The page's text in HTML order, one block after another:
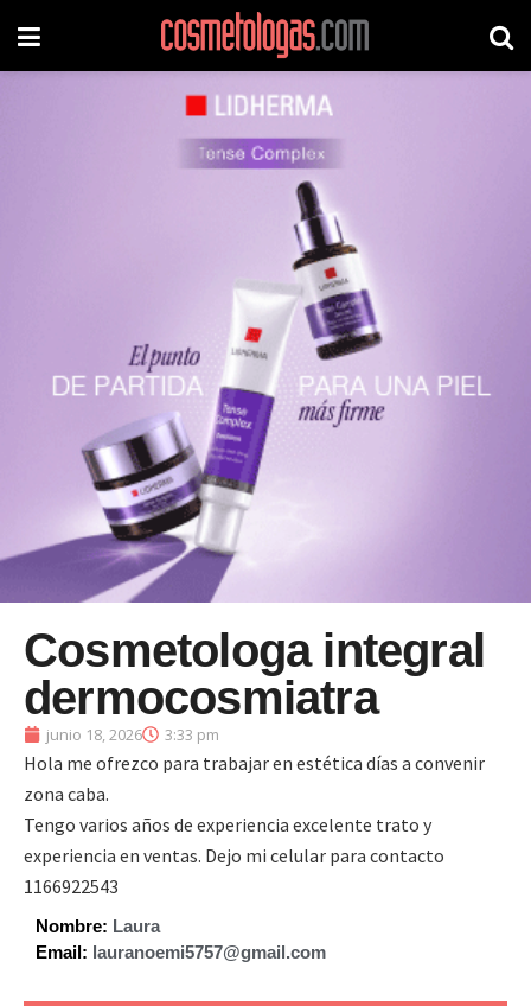
Cosmetologa integral
dermocosmiatra
junio 18, 2026 3:33 pm
Hola me ofrezco para trabajar en estética días a convenir
zona caba.
Tengo varios años de experiencia excelente trato y
experiencia en ventas. Dejo mi celular para contacto
1166922543
Nombre: Laura
Email: lauranoemi5757@gmail.com